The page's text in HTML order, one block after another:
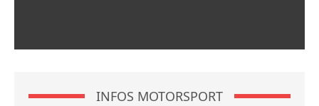
INFOS MOTORSPORT